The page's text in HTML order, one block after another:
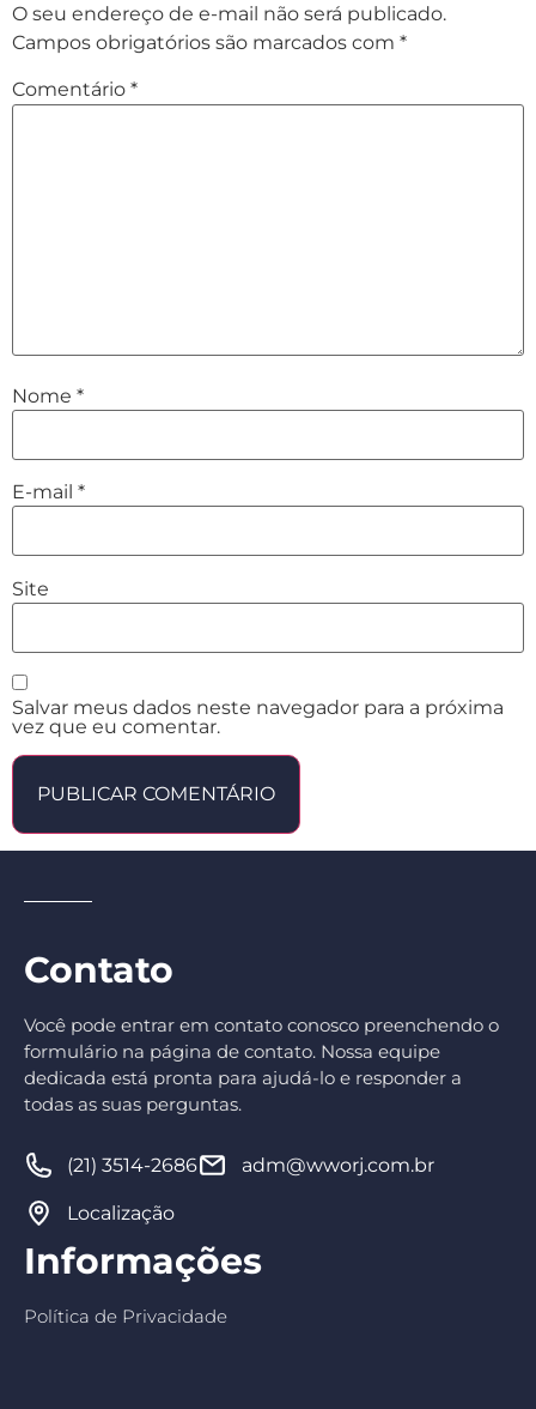
O seu endereço de e-mail não será publicado.
Campos obrigatórios são marcados com *
Comentário *
Nome *
E-mail *
Site
Salvar meus dados neste navegador para a próxima
vez que eu comentar.
Contato
Você pode entrar em contato conosco preenchendo o
formulário na página de contato. Nossa equipe
dedicada está pronta para ajudá-lo e responder a
todas as suas perguntas.
(21) 3514-2686 adm@wworj.com.br
Localização
Informações
Política de Privacidade